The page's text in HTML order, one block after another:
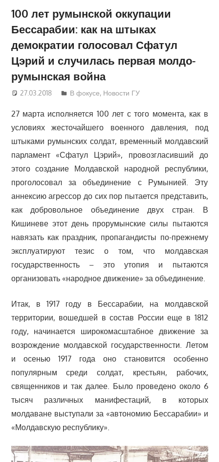
100 лет румынской оккупации
Бессарабии: как на штыках
демократии голосовал Сфатул
Цэрий и случилась первая молдо-
румынская война
27.03.2018 Дмитрий Матвеев
В фокусе, Новости ГУ
27 марта исполняется 100 лет с того момента, как в
условиях жесточайшего военного давления, под
штыками румынских солдат, временный молдавский
парламент «Сфатул Цэрий», провозгласивший до
этого создание Молдавской народной республики,
проголосовал за объединение с Румынией. Эту
аннексию агрессор до сих пор пытается представить,
как добровольное объединение двух стран. В
Кишиневе этот день прорумынские силы пытаются
навязать как праздник, пропагандисты по-прежнему
эксплуатируют тезис о том, что молдавская
государственность – это утопия и пытаются
организовать «народное движение» за объединение.
Итак, в 1917 году в Бессарабии, на молдавской
территории, вошедшей в состав России еще в 1812
году, начинается широкомасштабное движение за
возрождение молдавской государственности. Летом
и осенью 1917 года оно становится особенно
популярным среди солдат, крестьян, рабочих,
священников и так далее. Было проведено около 6
тысяч различных манифестаций, в которых
молдаване выступали за «автономию Бессарабии» и
«Молдавскую республику».